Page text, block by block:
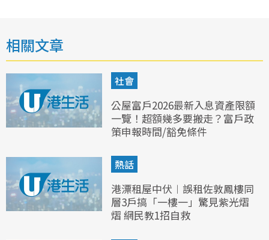
相關文章
社會
公屋富戶2026最新入息資產限額
一覽！超額幾多要搬走？富戶政
策申報時間/豁免條件
熱話
港漂租屋中伏︱誤租佐敦鳳樓同
層3戶搞「一樓一」驚見紫光熠
熠 網民教1招自救